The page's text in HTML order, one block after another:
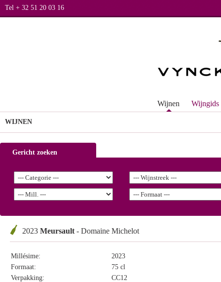
Tel + 32 51 20 03 16
Wijnen Wijngids
WIJNEN
Gericht zoeken
2023 Meursault - Domaine Michelot
Millésime:
2023
Formaat:
75 cl
Verpakking:
CC12